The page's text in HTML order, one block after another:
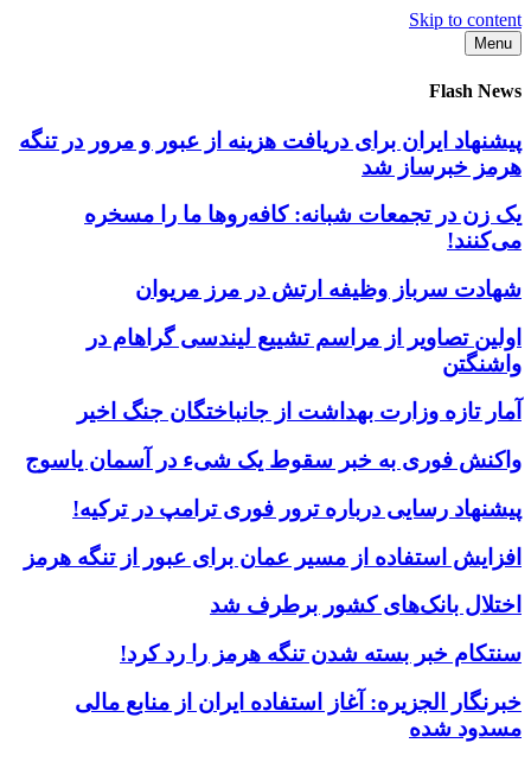
Skip to content
Menu
Flash News
پیشنهاد ایران برای دریافت هزینه از عبور و مرور در تنگه
هرمز خبرساز شد
یک زن در تجمعات شبانه: کافه‌روها ما را مسخره
می‌کنند!
شهادت سرباز وظیفه ارتش در مرز مریوان
اولین تصاویر از مراسم تشییع لیندسی گراهام در
واشنگتن
آمار تازه وزارت بهداشت از جانباختگان جنگ اخیر
واکنش فوری به خبر سقوط یک شیء در آسمان یاسوج
پیشنهاد رسایی درباره ترور فوری ترامپ در ترکیه!
افزایش استفاده از مسیر عمان برای عبور از تنگه هرمز
اختلال بانک‌های کشور برطرف شد
سنتکام خبر بسته شدن تنگه هرمز را رد کرد!
خبرنگار الجزیره: آغاز استفاده ایران از منابع مالی
مسدود شده